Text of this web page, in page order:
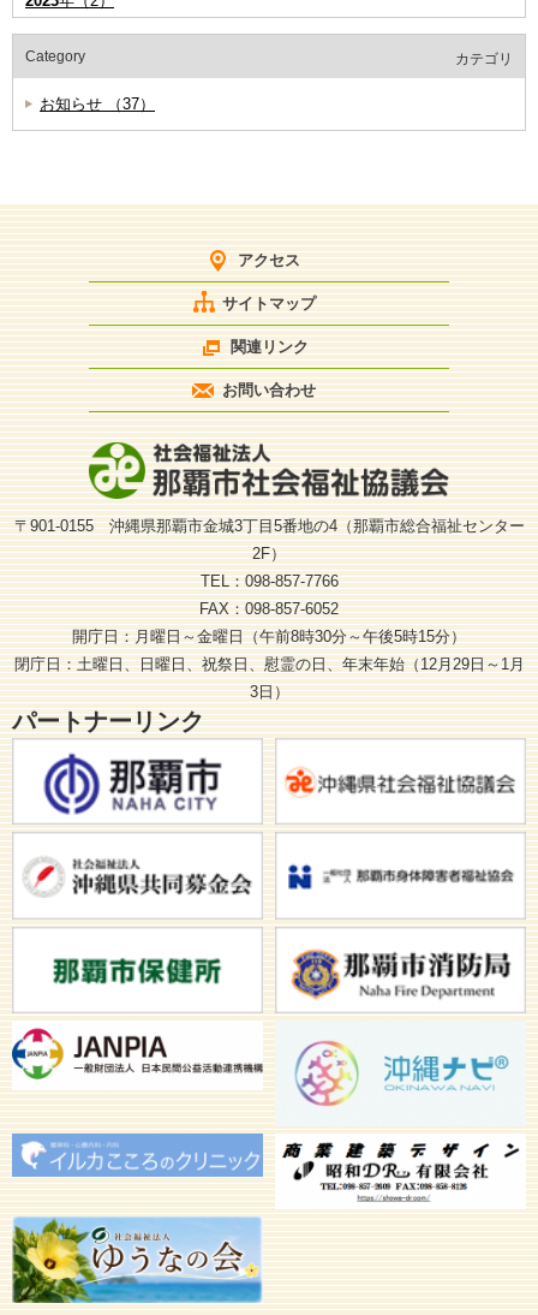
Category カテゴリ
お知らせ （37）
アクセス
サイトマップ
関連リンク
お問い合わせ
〒901-0155 沖縄県那覇市金城3丁目5番地の4（那覇市総合福祉センター
2F）
TEL：098-857-7766
FAX：098-857-6052
開庁日：月曜日～金曜日（午前8時30分～午後5時15分）
閉庁日：土曜日、日曜日、祝祭日、慰霊の日、年末年始（12月29日～1月
3日）
パートナーリンク